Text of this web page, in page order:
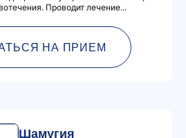
Проводит лечение...
НА ПРИЕМ
Шамугия